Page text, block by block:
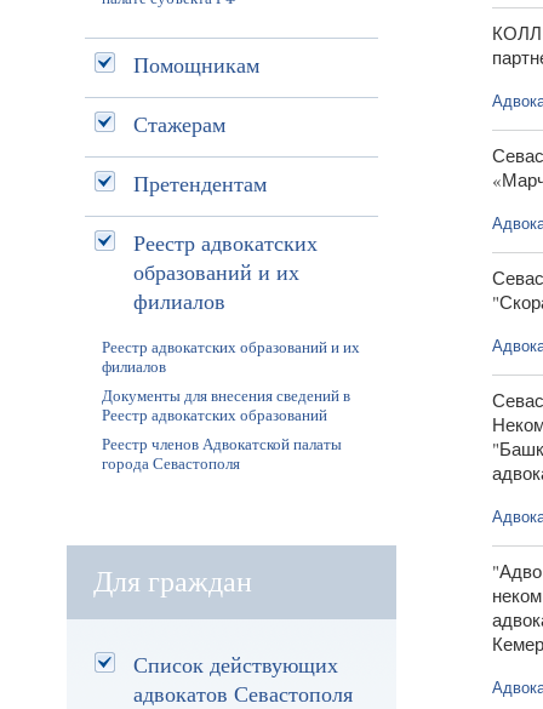
Помощникам
Стажерам
Претендентам
Реестр адвокатских
образований и их
филиалов
Реестр адвокатских образований и их
филиалов
Документы для внесения сведений в
Реестр адвокатских образований
Реестр членов Адвокатской палаты
города Севастополя
Для граждан
Список действующих
адвокатов Севастополя